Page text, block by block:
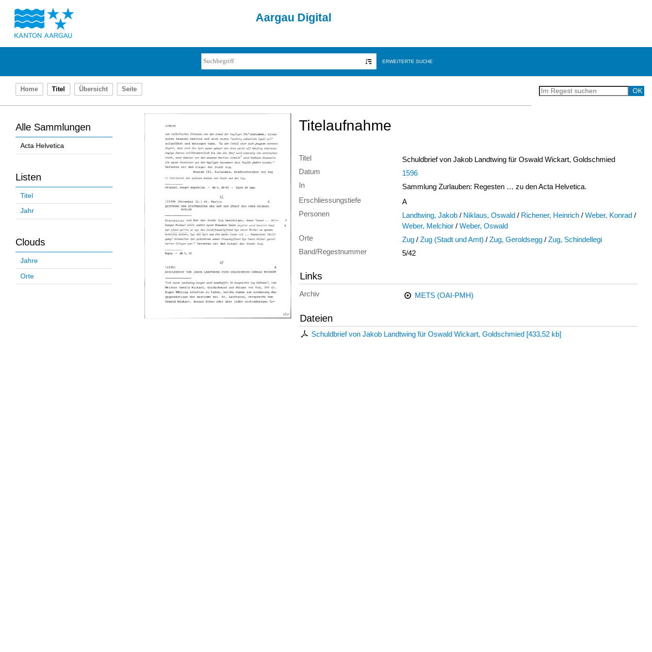
Aargau Digital
ERWEITERTE SUCHE
Home Titel Übersicht Seite
Alle Sammlungen
Acta Helvetica
Listen
Titel
Jahr
Clouds
Jahre
Orte
Titelaufnahme
Titel
Schuldbrief von Jakob Landtwing für Oswald Wickart, Goldschmied
Datum
1596
In
Sammlung Zurlauben: Regesten … zu den Acta Helvetica.
Erschliessungstiefe
A
Personen
Landtwing, Jakob / Niklaus, Oswald / Richener, Heinrich / Weber, Konrad /
Weber, Melchior / Weber, Oswald
Orte
Zug / Zug (Stadt und Amt) / Zug, Geroldsegg / Zug, Schindellegi
Band/Regestnummer
5/42
Links
Archiv METS (OAI-PMH)
Dateien
Schuldbrief von Jakob Landtwing für Oswald Wickart, Goldschmied [433,52 kb]